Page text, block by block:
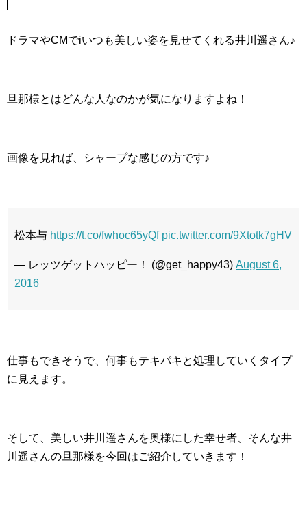
ドラマやCMでiいつも美しい姿を見せてくれる井川遥さん♪
旦那様とはどんな人なのかが気になりますよね！
画像を見れば、シャープな感じの方です♪
松本与 https://t.co/fwhoc65yQf pic.twitter.com/9Xtotk7gHV
— レッツゲットハッピー！ (@get_happy43) August 6,
2016
仕事もできそうで、何事もテキパキと処理していくタイプ
に見えます。
そして、美しい井川遥さんを奥様にした幸せ者、そんな井
川遥さんの旦那様を今回はご紹介していきます！